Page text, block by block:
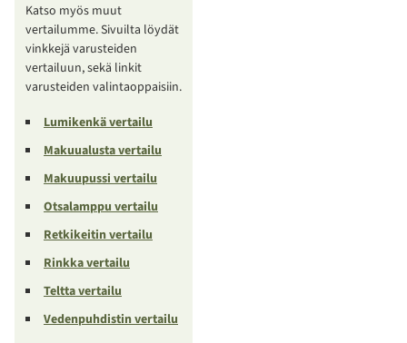
Katso myös muut
vertailumme. Sivuilta löydät
vinkkejä varusteiden
vertailuun, sekä linkit
varusteiden valintaoppaisiin.
Lumikenkä vertailu
Makuualusta vertailu
Makuupussi vertailu
Otsalamppu vertailu
Retkikeitin vertailu
Rinkka vertailu
Teltta vertailu
Vedenpuhdistin vertailu